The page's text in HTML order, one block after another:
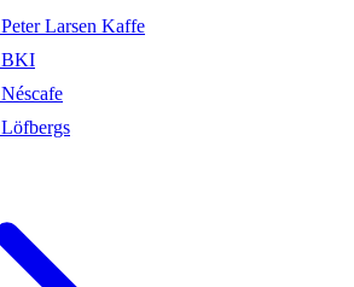
Peter Larsen Kaffe
BKI
Néscafe
Löfbergs